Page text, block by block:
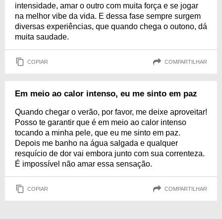
intensidade, amar o outro com muita força e se jogar
na melhor vibe da vida. E dessa fase sempre surgem
diversas experiências, que quando chega o outono, dá
muita saudade.
COPIAR COMPARTILHAR
Em meio ao calor intenso, eu me sinto em paz
Quando chegar o verão, por favor, me deixe aproveitar!
Posso te garantir que é em meio ao calor intenso
tocando a minha pele, que eu me sinto em paz.
Depois me banho na água salgada e qualquer
resquício de dor vai embora junto com sua correnteza.
É impossível não amar essa sensação.
COPIAR COMPARTILHAR